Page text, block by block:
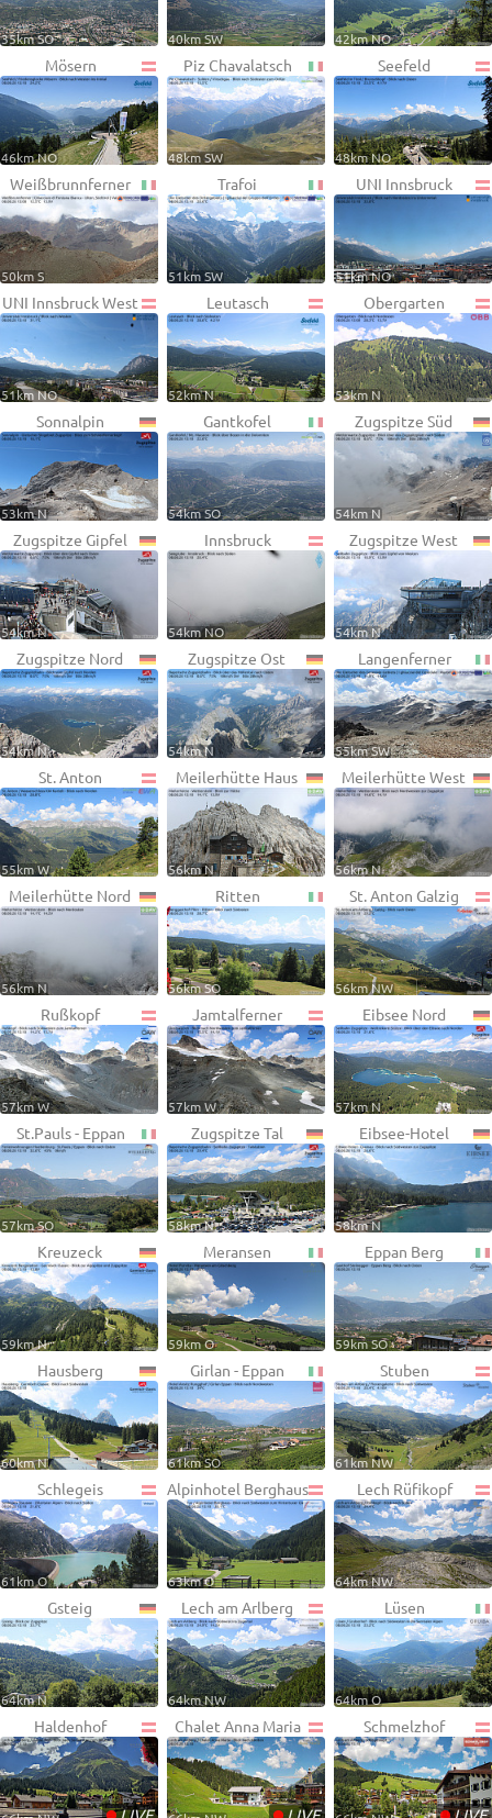
35km SO 40km SW 42km NO
Mösern
46km NO
Piz Chavalatsch
48km SW
Seefeld
48km NO
Weißbrunnferner
50km S
Trafoi
51km SW
UNI Innsbruck
51km NO
UNI Innsbruck West
51km NO
Leutasch
52km N
Obergarten
53km N
Sonnalpin
53km N
Gantkofel
54km SO
Zugspitze Süd
54km N
Zugspitze Gipfel
54km N
Innsbruck
54km NO
Zugspitze West
54km N
Zugspitze Nord
54km N
Zugspitze Ost
54km N
Langenferner
55km SW
St. Anton
55km W
Meilerhütte Haus
56km N
Meilerhütte West
56km N
Meilerhütte Nord
56km N
Ritten
56km SO
St. Anton Galzig
56km NW
Rußkopf
57km W
Jamtalferner
57km W
Eibsee Nord
57km N
St.Pauls - Eppan
57km SO
Zugspitze Tal
58km N
Eibsee-Hotel
58km N
Kreuzeck
59km N
Meransen
59km O
Eppan Berg
59km SO
Hausberg
60km N
Girlan - Eppan
61km SO
Stuben
61km NW
Schlegeis
61km O
Alpinhotel Berghaus
63km O
Lech Rüfikopf
64km NW
Gsteig
64km N
Lech am Arlberg
64km NW
Lüsen
64km O
Haldenhof Chalet Anna Maria Schmelzhof